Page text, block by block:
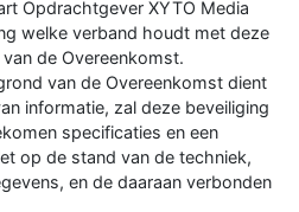
Opdrachtgever XYTO Media
welke verband houdt met deze
de Overeenkomst.
van de Overeenkomst dient
informatie, zal deze beveiliging
specificaties en een
op de stand van de techniek,
en de daaraan verbonden